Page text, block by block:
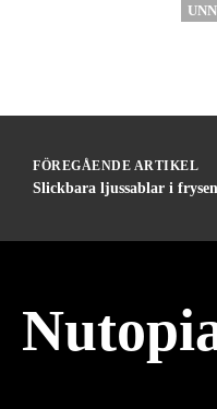
FÖREGÅENDE ARTIKEL
Slickbara ljussablar i frysen